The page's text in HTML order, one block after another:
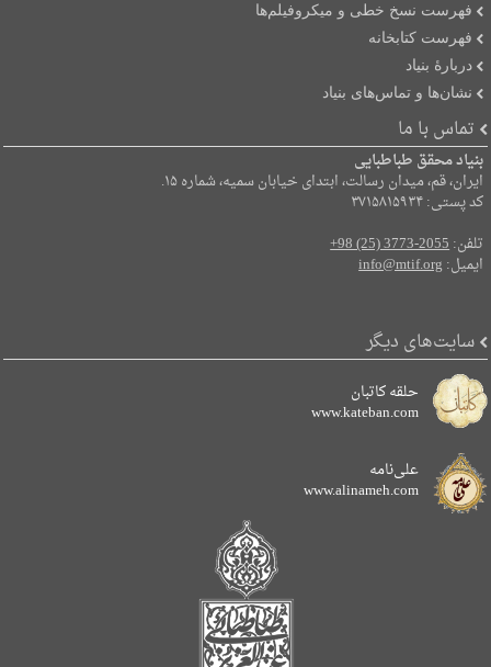
فهرست نسخ خطی و میکروفیلم‌ها
فهرست کتابخانه
دربارۀ بنیاد
نشان‌ها و تماس‌های بنیاد
تماس با ما
بنیاد محقق طباطبایی
ایران، قم، میدان رسالت، ابتدای خیابان سمیه، شماره ۱۵.
کد پستی: ۳۷۱۵۸۱۵۹۳۴
تلفن:+98 (25) 3773-2055
ایمیل:info@mtif.org
سایت‌های دیگر
حلقه کاتبان
www.kateban.com
علی‌نامه
www.alinameh.com